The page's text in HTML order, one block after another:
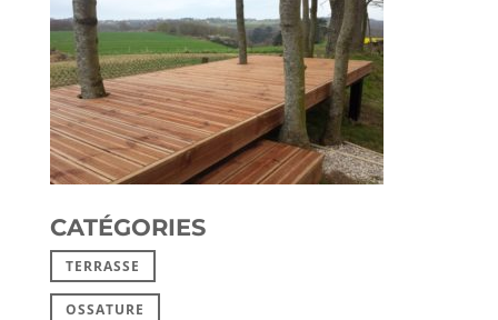
CATÉGORIES
TERRASSE
OSSATURE